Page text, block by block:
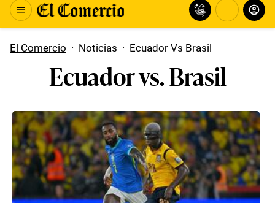
El Comercio · Noticias · Ecuador Vs Brasil
Ecuador vs. Brasil